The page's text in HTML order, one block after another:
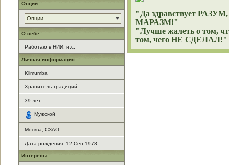
Опции
Опции
О себе
Работаю в НИИ, н.с.
Личная информация
Klimumba
Хранитель традиций
39 лет
Мужской
Москва, СЗАО
Дата рождения: 12 Сен 1978
Интересы
"Да здравствует РАЗУМ,
МАРАЗМ!"
"Лучше жалеть о том,
том, чего НЕ СДЕЛАЛ!"